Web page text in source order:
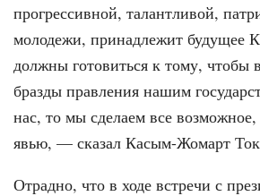
прогрессивной, талантливой,
молодежи, принадлежит будущее
должны готовиться к тому, чтобы
бразды правления нашим
нас, то мы сделаем все
явью, — сказал Касым-Жомарт
Отрадно, что в ходе встречи с